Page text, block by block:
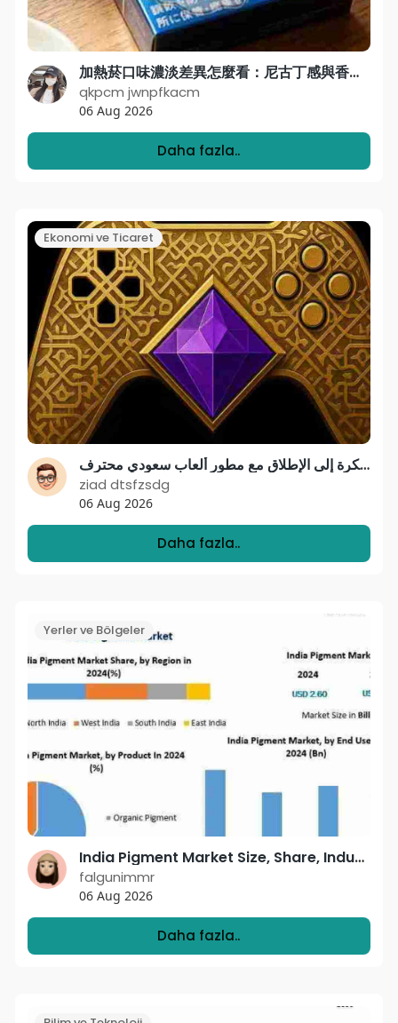
加熱菸口味濃淡差異怎麼看：尼古丁感與香氣解析
qkpcm jwnpfkacm
06 Aug 2026
Daha fazla..
Ekonomi ve Ticaret
أفضل شركة تطوير الالعاب في السعودية | من الفكرة إلى الإطلاق مع مطور ألعاب سعودي محترف
ziad dtsfzsdg
06 Aug 2026
Daha fazla..
Yerler ve Bölgeler
India Pigment Market Size, Share, Industry Trends, and Forecast 2025–2032
falgunimmr
06 Aug 2026
Daha fazla..